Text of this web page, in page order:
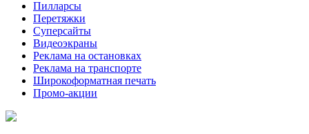
Пилларсы
Перетяжки
Суперсайты
Видеоэкраны
Реклама на остановках
Реклама на транспорте
Широкоформатная печать
Промо-акции